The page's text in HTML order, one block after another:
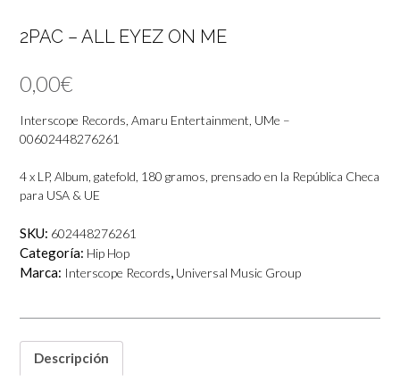
2PAC – ALL EYEZ ON ME
0,00€
Interscope Records, Amaru Entertainment, UMe –
00602448276261
4 x LP, Album, gatefold, 180 gramos, prensado en la República Checa
para USA & UE
SKU: 602448276261
Categoría: Hip Hop
Marca: Interscope Records, Universal Music Group
Descripción